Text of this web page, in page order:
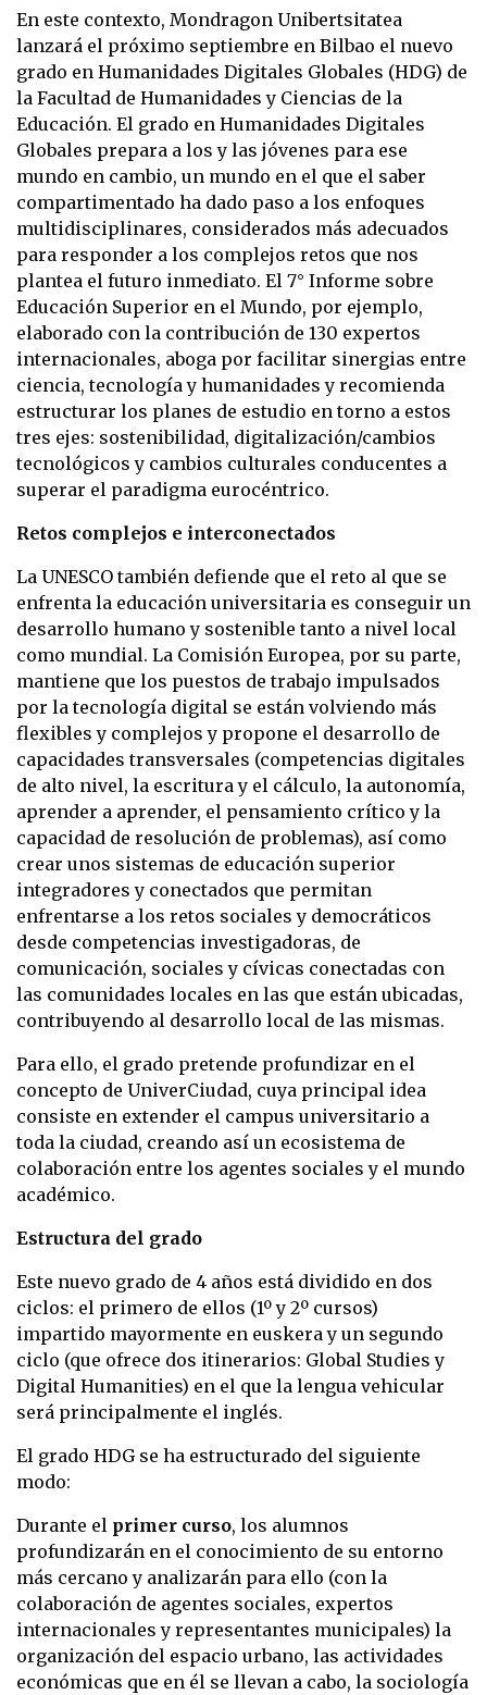
En este contexto, Mondragon Unibertsitatea
lanzará el próximo septiembre en Bilbao el nuevo
grado en Humanidades Digitales Globales (HDG) de
la Facultad de Humanidades y Ciencias de la
Educación. El grado en Humanidades Digitales
Globales prepara a los y las jóvenes para ese
mundo en cambio, un mundo en el que el saber
compartimentado ha dado paso a los enfoques
multidisciplinares, considerados más adecuados
para responder a los complejos retos que nos
plantea el futuro inmediato. El 7° Informe sobre
Educación Superior en el Mundo, por ejemplo,
elaborado con la contribución de 130 expertos
internacionales, aboga por facilitar sinergias entre
ciencia, tecnología y humanidades y recomienda
estructurar los planes de estudio en torno a estos
tres ejes: sostenibilidad, digitalización/cambios
tecnológicos y cambios culturales conducentes a
superar el paradigma eurocéntrico.
Retos complejos e interconectados
La UNESCO también defiende que el reto al que se
enfrenta la educación universitaria es conseguir un
desarrollo humano y sostenible tanto a nivel local
como mundial. La Comisión Europea, por su parte,
mantiene que los puestos de trabajo impulsados
por la tecnología digital se están volviendo más
flexibles y complejos y propone el desarrollo de
capacidades transversales (competencias digitales
de alto nivel, la escritura y el cálculo, la autonomía,
aprender a aprender, el pensamiento crítico y la
capacidad de resolución de problemas), así como
crear unos sistemas de educación superior
integradores y conectados que permitan
enfrentarse a los retos sociales y democráticos
desde competencias investigadoras, de
comunicación, sociales y cívicas conectadas con
las comunidades locales en las que están ubicadas,
contribuyendo al desarrollo local de las mismas.
Para ello, el grado pretende profundizar en el
concepto de UniverCiudad, cuya principal idea
consiste en extender el campus universitario a
toda la ciudad, creando así un ecosistema de
colaboración entre los agentes sociales y el mundo
académico.
Estructura del grado
Este nuevo grado de 4 años está dividido en dos
ciclos: el primero de ellos (1º y 2º cursos)
impartido mayormente en euskera y un segundo
ciclo (que ofrece dos itinerarios: Global Studies y
Digital Humanities) en el que la lengua vehicular
será principalmente el inglés.
El grado HDG se ha estructurado del siguiente
modo:
Durante el primer curso, los alumnos
profundizarán en el conocimiento de su entorno
más cercano y analizarán para ello (con la
colaboración de agentes sociales, expertos
internacionales y representantes municipales) la
organización del espacio urbano, las actividades
económicas que en él se llevan a cabo, la sociología